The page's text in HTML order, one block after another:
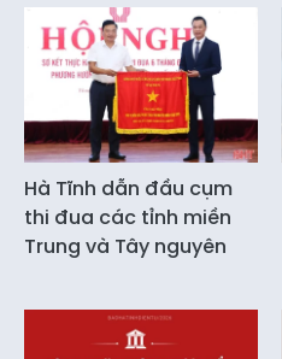
Hà Tĩnh dẫn đầu cụm
thi đua các tỉnh miền
Trung và Tây nguyên